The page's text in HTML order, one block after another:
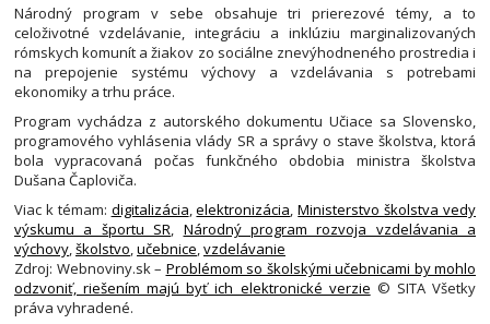
Národný program v sebe obsahuje tri prierezové témy, a to
celoživotné vzdelávanie, integráciu a inklúziu marginalizovaných
rómskych komunít a žiakov zo sociálne znevýhodneného prostredia i
na prepojenie systému výchovy a vzdelávania s potrebami
ekonomiky a trhu práce.
Program vychádza z autorského dokumentu Učiace sa Slovensko,
programového vyhlásenia vlády SR a správy o stave školstva, ktorá
bola vypracovaná počas funkčného obdobia ministra školstva
Dušana Čaploviča.
Viac k témam: digitalizácia,elektronizácia,Ministerstvo školstva vedy
výskumu a športu SR, Národný program rozvoja vzdelávania a
výchovy,školstvo,učebnice,vzdelávanie
Zdroj: Webnoviny.sk – Problémom so školskými učebnicami by mohlo
odzvoniť, riešením majú byť ich elektronické verzie © SITA Všetky
práva vyhradené.